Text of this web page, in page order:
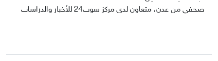
صحفي من عدن، متعاون لدى مركز سوث24 للأخبار والدراسات